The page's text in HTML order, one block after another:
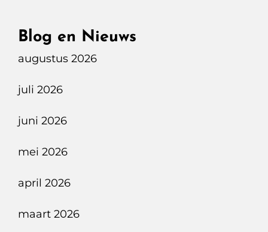
Blog en Nieuws
augustus 2026
juli 2026
juni 2026
mei 2026
april 2026
maart 2026